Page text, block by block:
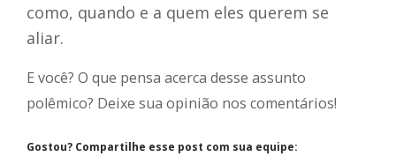
como, quando e a quem eles querem se
aliar.
E você? O que pensa acerca desse assunto
polêmico? Deixe sua opinião nos comentários!
Gostou? Compartilhe esse post com sua equipe: